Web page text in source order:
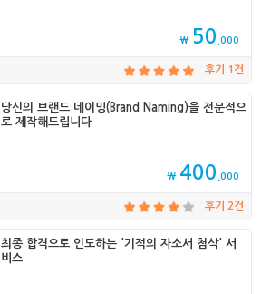
₩ 50 ,000
후기 1건
당신의 브랜드 네이밍(Brand Naming)을 전문적으
로 제작해드립니다
₩ 400 ,000
후기 2건
최종 합격으로 인도하는 '기적의 자소서 첨삭' 서
비스